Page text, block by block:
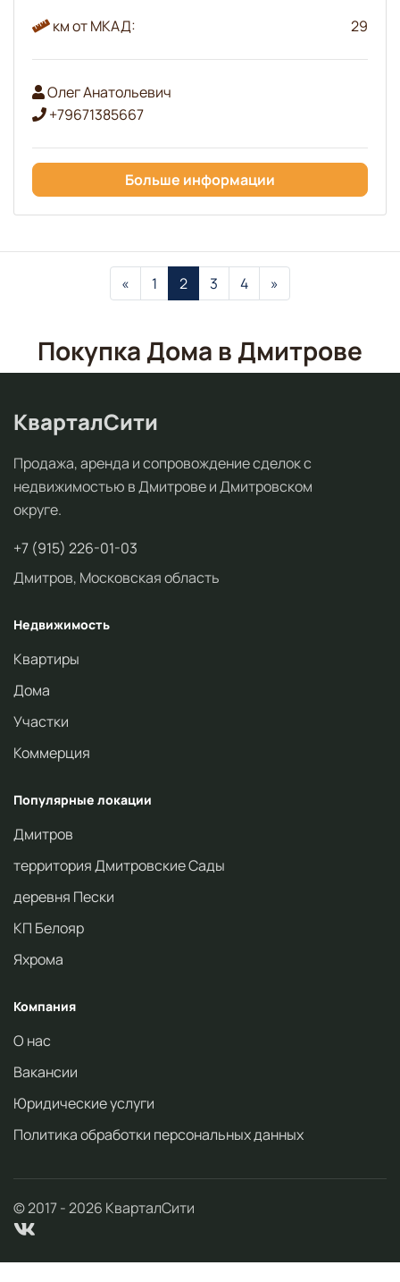
км от МКАД:
29
Олег Анатольевич
+79671385667
Больше информации
« 1 2 3 4 »
Покупка Дома в Дмитрове
КварталСити
Продажа, аренда и сопровождение сделок с
недвижимостью в Дмитрове и Дмитровском
округе.
+7 (915) 226-01-03
Дмитров, Московская область
Недвижимость
Квартиры
Дома
Участки
Коммерция
Популярные локации
Дмитров
территория Дмитровские Сады
деревня Пески
КП Белояр
Яхрома
Компания
О нас
Вакансии
Юридические услуги
Политика обработки персональных данных
© 2017 -2026 КварталСити